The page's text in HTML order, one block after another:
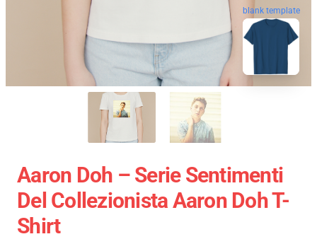
blank template
Aaron Doh – Serie Sentimenti
Del Collezionista Aaron Doh T-
Shirt